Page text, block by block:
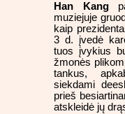
Han Kang
muziejuje
kaip
3 d. įvedė
tuos įvykius
žmonės
tankus,
siekdami
prieš
atskleidė jų